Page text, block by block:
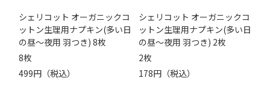
シェリコット オーガニックコ
ットン生理用ナプキン(多い日
の昼～夜用 羽つき) 8枚
8枚
499円（税込）
シェリコット オーガニックコ
ットン生理用ナプキン(多い日
の昼～夜用 羽つき) 2枚
2枚
178円（税込）